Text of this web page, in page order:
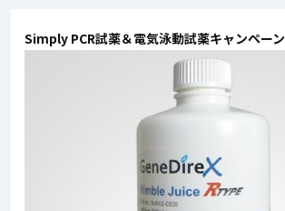
Simply PCR試薬＆電気泳動試薬キャンペーン